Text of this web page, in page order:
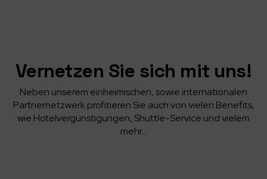
Vernetzen Sie sich mit uns!
Neben unserem einheimischen, sowie internationalen
Partnernetzwerk profitieren Sie auch von vielen Benefits,
wie Hotelvergünstigungen, Shuttle-Service und vielem
mehr…